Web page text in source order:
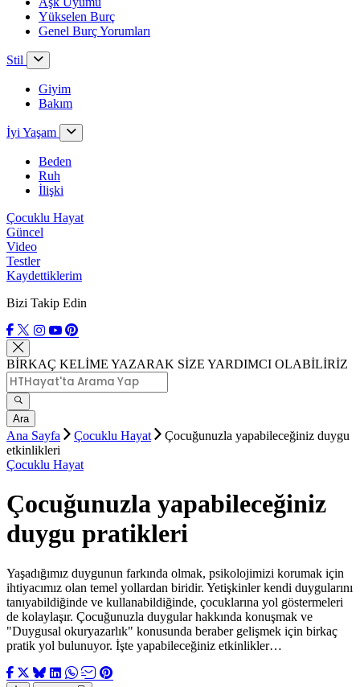
Yükselen Burç
Genel Burç Yorumları
Stil
Giyim
Bakım
İyi Yaşam
Beden
Ruh
İlişki
Çocuklu Hayat
Güncel
Video
Testler
Kaydettiklerim
Bizi Takip Edin
BİRKAÇ KELİME YAZARAK SİZE YARDIMCI OLABİLİRİZ
Ara
Ana Sayfa Çocuklu Hayat
Çocuğunuzla yapabileceğiniz duygu
etkinlikleri
Çocuklu Hayat
Çocuğunuzla yapabileceğiniz
duygu pratikleri
Yaşadığımız duygunun farkında olmak, psikolojimizi korumak için
ihtiyacımız olan temel yollardan biridir. Yetişkinler kendi duygularını
tanıyabildiğinde ve kullanabildiğinde, çocuklarına yol göstermeleri
de kolaylaşır. Çocuğunuzla duygular hakkında konuşmak ve
"Duygusal okuryazarlık" konusunda beraber gelişmek için birkaç
pratik yol bulunuyor. İşte yapabileceğiniz etkinlikler…